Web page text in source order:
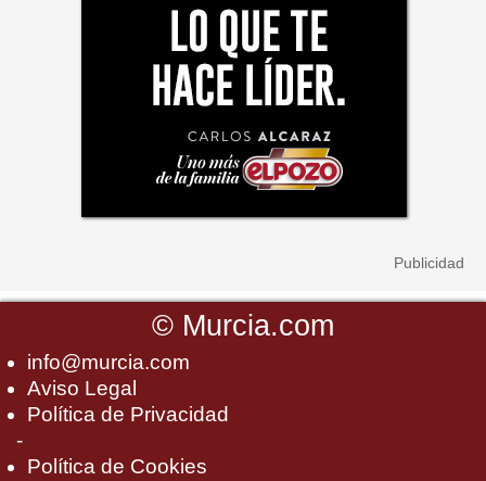
© Murcia.com
info@murcia.com
Aviso Legal
Política de Privacidad
-
Política de Cookies